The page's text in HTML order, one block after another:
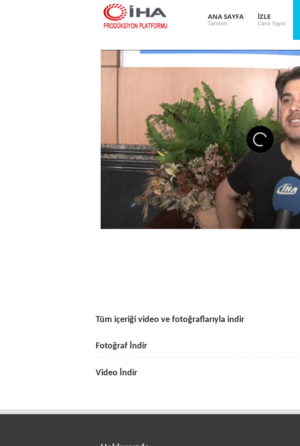
ANA SAYFA
Tanıtım
İZLE
Canlı Yayın
Tüm içeriği video ve fotoğraflarıyla indir
Fotoğraf İndir
Video İndir